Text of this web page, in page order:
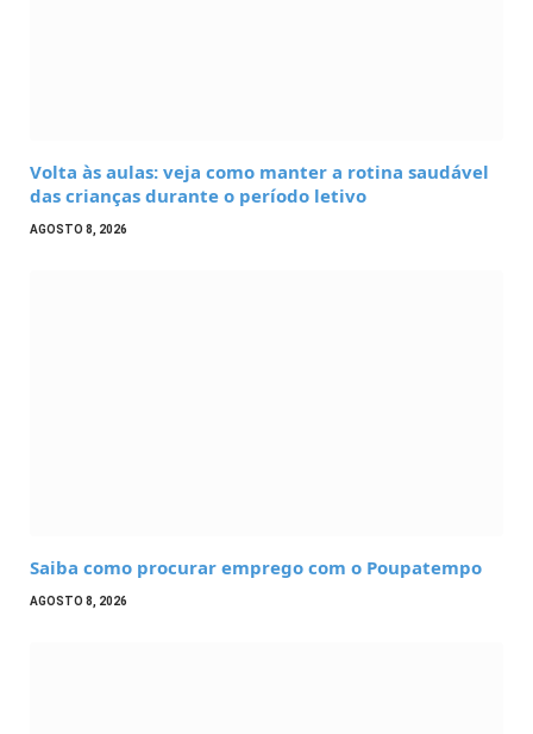
Volta às aulas: veja como manter a rotina saudável
das crianças durante o período letivo
AGOSTO 8, 2026
Saiba como procurar emprego com o Poupatempo
AGOSTO 8, 2026